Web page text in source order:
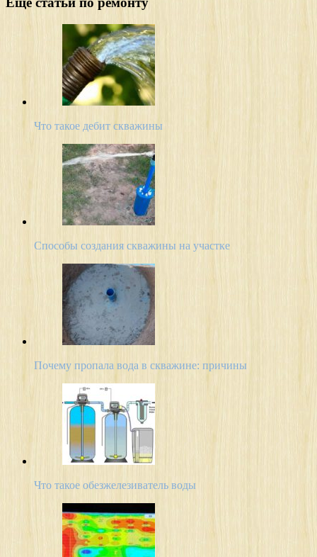
Что такое дебит скважины
Способы создания скважины на участке
Почему пропала вода в скважине: причины
Что такое обезжелезиватель воды